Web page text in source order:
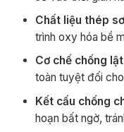
Chất liệu thép
trình oxy hóa bề
Cơ chế chống
toàn tuyệt đối
Kết cấu chống
hoạn bất ngờ,